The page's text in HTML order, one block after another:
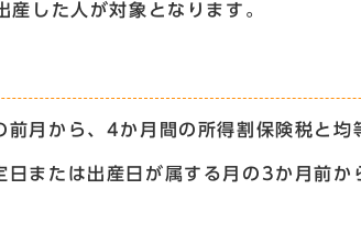
した人が対象となります。
前月から、4か月間の所得割保険税と均
日または出産日が属する月の3か月前